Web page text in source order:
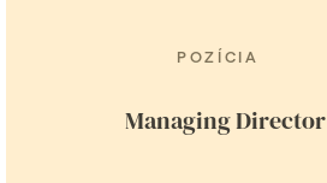
POZÍCIA
Managing Director